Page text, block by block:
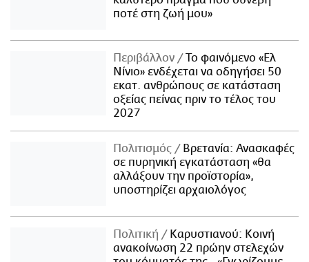
ποτέ στη ζωή μου»
Περιβάλλον
Το φαινόμενο «Ελ
Νίνιο» ενδέχεται να οδηγήσει 50
εκατ. ανθρώπους σε κατάσταση
οξείας πείνας πριν το τέλος του
2027
Πολιτισμός
Βρετανία: Ανασκαφές
σε πυρηνική εγκατάσταση «θα
αλλάξουν την προϊστορία»,
υποστηρίζει αρχαιολόγος
Πολιτική
Καρυστιανού: Κοινή
ανακοίνωση 22 πρώην στελεχών